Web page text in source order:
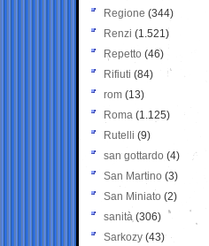
Regione (344)
Renzi (1.521)
Repetto (46)
Rifiuti (84)
rom (13)
Roma (1.125)
Rutelli (9)
san gottardo (4)
San Martino (3)
San Miniato (2)
sanità (306)
Sarkozy (43)